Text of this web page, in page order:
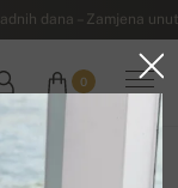
dana – Zamjena
0